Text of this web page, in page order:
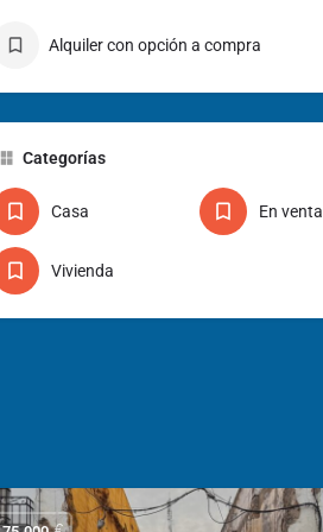
Alquiler con opción a compra
Categorías
Casa En venta
Vivienda